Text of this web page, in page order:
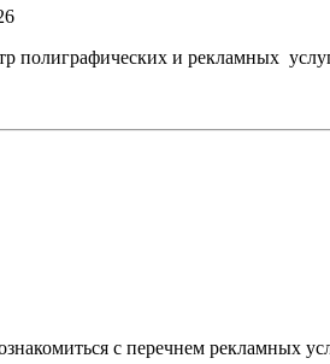
полиграфических и рекламных
ознакомиться с перечнем